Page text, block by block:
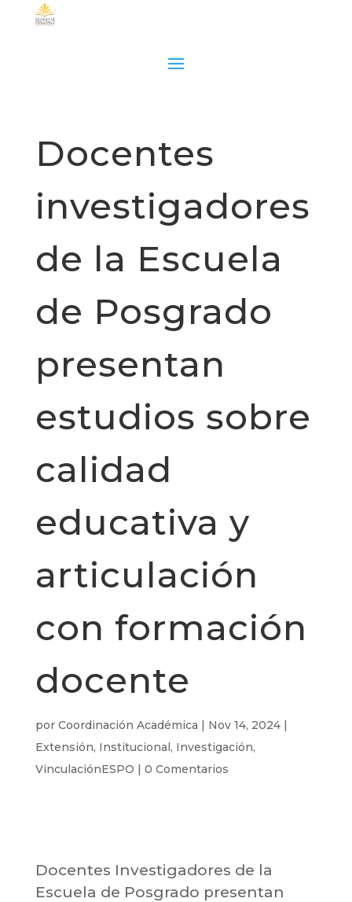
Docentes
investigadores
de la Escuela
de Posgrado
presentan
estudios sobre
calidad
educativa y
articulación
con formación
docente
por Coordinación Académica | Nov 14, 2024|
Extensión, Institucional, Investigación,
VinculaciónESPO | 0 Comentarios
Docentes Investigadores de la
Escuela de Posgrado presentan